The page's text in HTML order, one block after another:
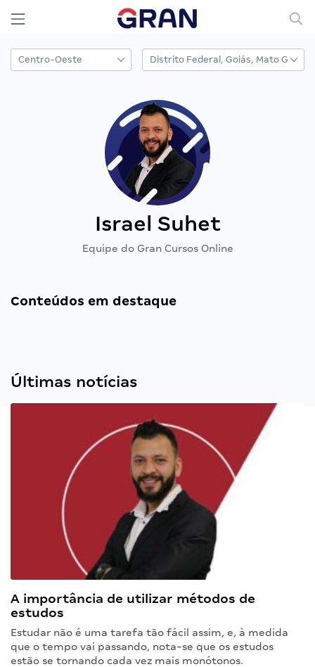
Israel Suhet
Equipe do Gran Cursos Online
Conteúdos em destaque
Últimas notícias
A importância de utilizar métodos de
estudos
Estudar não é uma tarefa tão fácil assim, e, à medida
que o tempo vai passando, nota-se que os estudos
estão se tornando cada vez mais monótonos.